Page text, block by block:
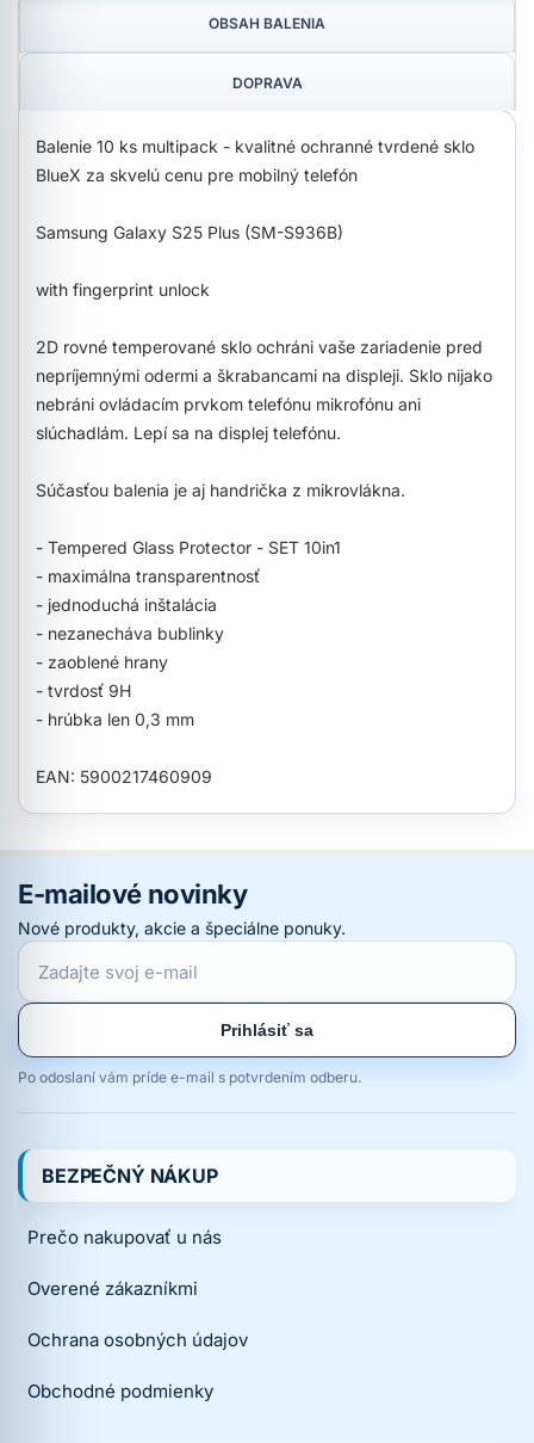
OBSAH BALENIA
DOPRAVA
Balenie 10 ks multipack - kvalitné ochranné tvrdené sklo
BlueX za skvelú cenu pre mobilný telefón
Samsung Galaxy S25 Plus (SM-S936B)
with fingerprint unlock
2D rovné temperované sklo ochráni vaše zariadenie pred
nepríjemnými odermi a škrabancami na displeji. Sklo nijako
nebráni ovládacím prvkom telefónu mikrofónu ani
slúchadlám. Lepí sa na displej telefónu.
Súčasťou balenia je aj handrička z mikrovlákna.
- Tempered Glass Protector - SET 10in1
- maximálna transparentnosť
- jednoduchá inštalácia
- nezanecháva bublinky
- zaoblené hrany
- tvrdosť 9H
- hrúbka len 0,3 mm
EAN: 5900217460909
E-mailové novinky
Nové produkty, akcie a špeciálne ponuky.
Prihlásiť sa
Po odoslaní vám príde e-mail s potvrdením odberu.
BEZPEČNÝ NÁKUP
Prečo nakupovať u nás
Overené zákazníkmi
Ochrana osobných údajov
Obchodné podmienky